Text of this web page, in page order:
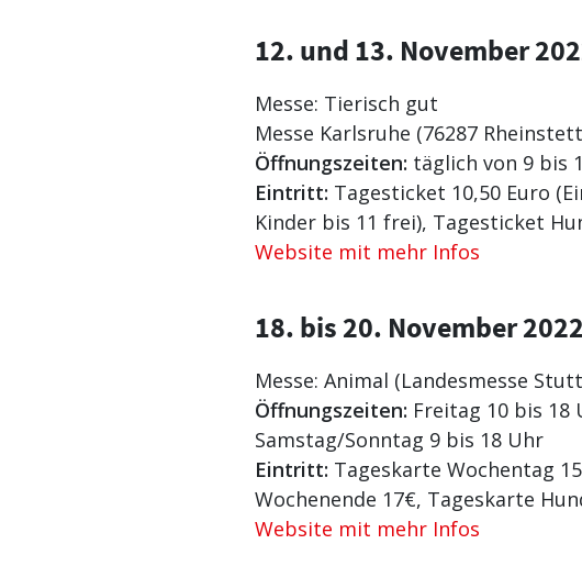
12. und 13. November
Messe: Tierisch gut
Messe Karlsruhe (76287
Öffnungszeiten: täglich von 9 bis
Eintritt: Tagesticket 10,50 Euro
Kinder bis 11 frei), Tagesticket
Website mit mehr Infos
18. bis 20. November 2022
Messe: Animal (Landesmesse
Öffnungszeiten: Freitag 10 bis 18
Samstag/Sonntag 9 bis 18 Uhr
Eintritt: Tageskarte Wochentag
Wochenende 17€, Tageskarte
Website mit mehr Infos